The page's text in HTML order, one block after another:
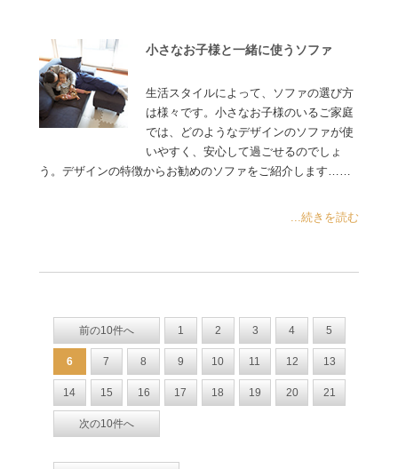
小さなお子様と一緒に使うソファ
生活スタイルによって、ソファの選び方
は様々です。小さなお子様のいるご家庭
では、どのようなデザインのソファが使
いやすく、安心して過ごせるのでしょ
う。デザインの特徴からお勧めのソファをご紹介します……
...続きを読む
前の10件へ 1 2 3 4 5
6 7 8 9 10 11 12 13
14 15 16 17 18 19 20 21
次の10件へ